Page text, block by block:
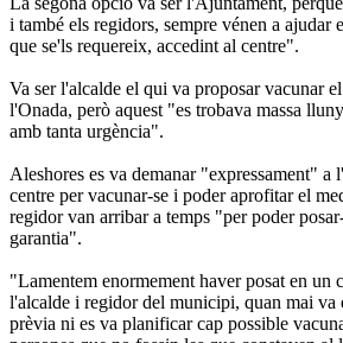
i també els regidors, sempre vénen a ajudar
que se'ls requereix, accedint al centre".
Va ser l'alcalde el qui va proposar vacunar
l'Onada, però aquest "es trobava massa
amb tanta urgència".
Aleshores es va demanar "expressament" a
centre per vacunar-se i poder aprofitar el
regidor van arribar a temps "per poder
garantia".
"Lamentem enormement haver posat en un
l'alcalde i regidor del municipi, quan mai va
prèvia ni es va planificar cap possible